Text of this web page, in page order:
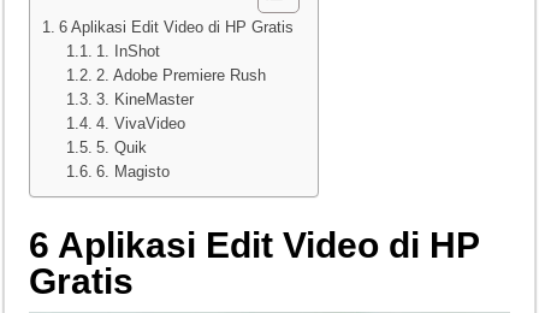
6 Aplikasi Edit Video di HP Gratis
1. InShot
2. Adobe Premiere Rush
3. KineMaster
4. VivaVideo
5. Quik
6. Magisto
6 Aplikasi Edit Video di HP
Gratis